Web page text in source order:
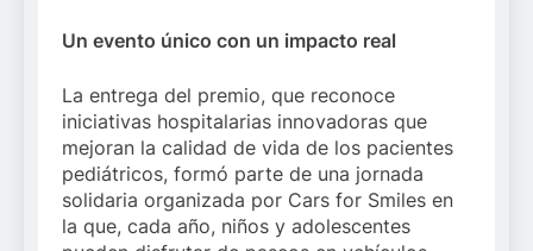
Un evento único con un impacto real
La entrega del premio, que reconoce
iniciativas hospitalarias innovadoras que
mejoran la calidad de vida de los pacientes
pediátricos, formó parte de una jornada
solidaria organizada por Cars for Smiles en
la que, cada año, niños y adolescentes